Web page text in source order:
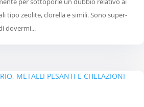
tipo zeolite, clorella e simili. Sono super-
dovermi...